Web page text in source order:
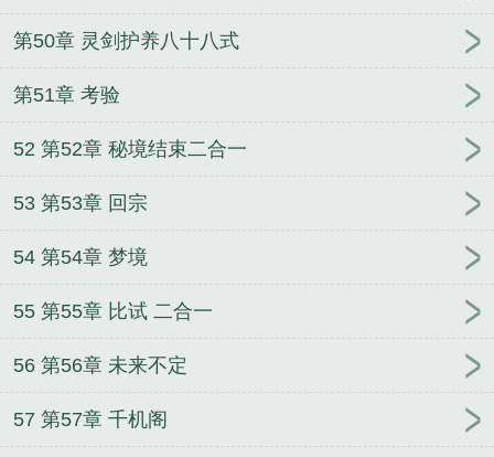
第50章 灵剑护养八十八式
第51章 考验
52 第52章 秘境结束二合一
53 第53章 回宗
54 第54章 梦境
55 第55章 比试 二合一
56 第56章 未来不定
57 第57章 千机阁